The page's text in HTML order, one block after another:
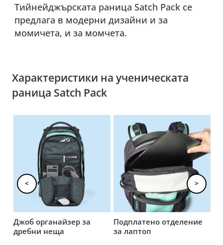
Тийнейджърската раница Satch Pack се
предлага в модерни дизайни и за
момичета, и за момчета.
Характеристики на ученическата
раница Satch Pack
<
Джоб органайзер за
дребни неща
Подплатено отделение
за лаптоп
>